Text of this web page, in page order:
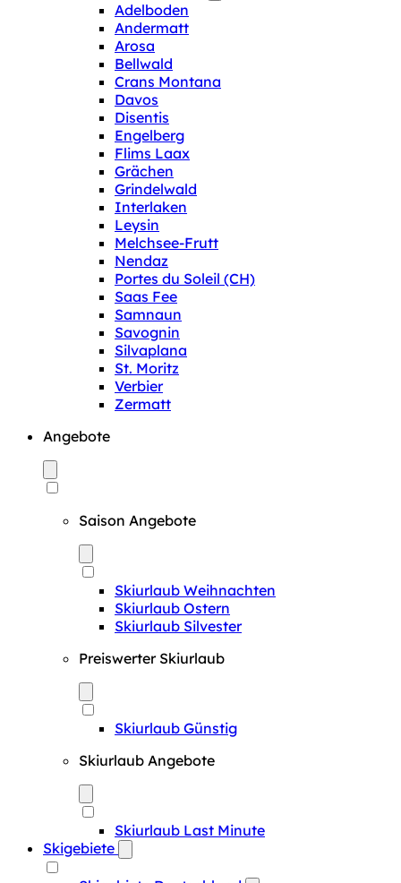
Adelboden
Andermatt
Arosa
Bellwald
Crans Montana
Davos
Disentis
Engelberg
Flims Laax
Grächen
Grindelwald
Interlaken
Leysin
Melchsee-Frutt
Nendaz
Portes du Soleil (CH)
Saas Fee
Samnaun
Savognin
Silvaplana
St. Moritz
Verbier
Zermatt
Angebote
Saison Angebote
Skiurlaub Weihnachten
Skiurlaub Ostern
Skiurlaub Silvester
Preiswerter Skiurlaub
Skiurlaub Günstig
Skiurlaub Angebote
Skiurlaub Last Minute
Skigebiete